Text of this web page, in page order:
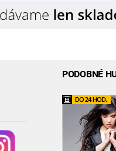
PODOBNÉ